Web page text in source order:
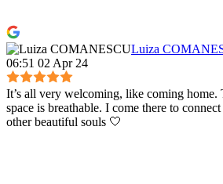
Luiza
06:51 02 Apr 24
It’s all very welcoming, like coming home.
space is breathable. I come there to
other beautiful souls 🤍